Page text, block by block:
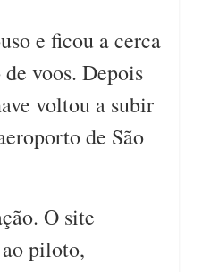
e ficou a cerca
voos. Depois
voltou a subir
de São
O site
piloto,